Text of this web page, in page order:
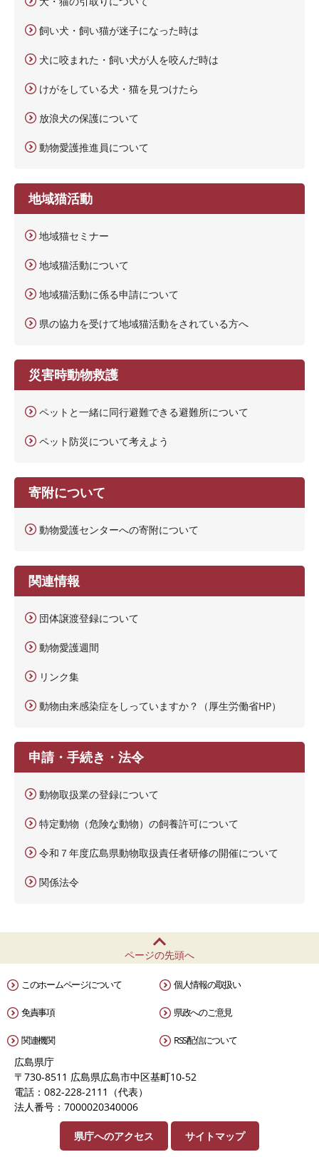
飼い犬・飼い猫が迷子になった時は
犬に咬まれた・飼い犬が人を咬んだ時は
けがをしている犬・猫を見つけたら
放浪犬の保護について
動物愛護推進員について
地域猫活動
地域猫セミナー
地域猫活動について
地域猫活動に係る申請について
県の協力を受けて地域猫活動をされている方へ
災害時動物救護
ペットと一緒に同行避難できる避難所について
ペット防災について考えよう
寄附について
動物愛護センターへの寄附について
関連情報
団体譲渡登録について
動物愛護週間
リンク集
動物由来感染症をしっていますか？（厚生労働省HP）
申請・手続き・法令
動物取扱業の登録について
特定動物（危険な動物）の飼養許可について
令和７年度広島県動物取扱責任者研修の開催について
関係法令
ページの先頭へ
このホームページについて 個人情報の取扱い
免責事項 県政へのご意見
関連機関 RSS配信について
広島県庁
〒730-8511 広島県広島市中区基町10-52
電話：082-228-2111（代表）
法人番号：7000020340006
県庁へのアクセス サイトマップ